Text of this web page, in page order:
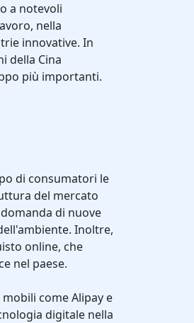
a notevoli
nella
innovative. In
della Cina
più importanti.
di consumatori le
del mercato
di nuove
Inoltre,
online, che
nel paese.
come Alipay e
digitale nella